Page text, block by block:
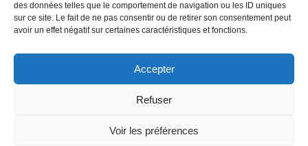
des données telles que le comportement de navigation ou les ID uniques
sur ce site. Le fait de ne pas consentir ou de retirer son consentement peut
avoir un effet négatif sur certaines caractéristiques et fonctions.
Accepter
Refuser
Voir les préférences
CONTACT
2016 - 2025 jennablossoms.com - Tous droits réservés.